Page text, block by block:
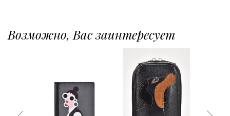
Возможно, Вас заинтересует